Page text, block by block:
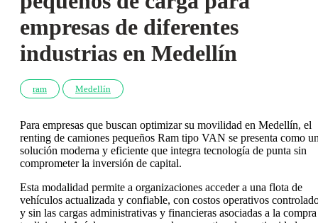
empresas de diferentes
industrias en Medellín
ram Medellín
Para empresas que buscan optimizar su movilidad en Medellín, el
renting de camiones pequeños Ram tipo VAN se presenta como
solución moderna y eficiente que integra tecnología de punta sin
comprometer la inversión de capital.
Esta modalidad permite a organizaciones acceder a una flota de
vehículos actualizada y confiable, con costos operativos
y sin las cargas administrativas y financieras asociadas a la compra